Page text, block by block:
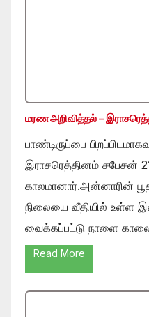
மரண அறிவித்தல் –
பாண்டிருப்பை
இராசரெத்தினம் சபேசன்
காலமானார்.அன்னாரின்
நிலையை வீதியில் உள்ள
வைக்கப்பட்டு நாளை
Read More